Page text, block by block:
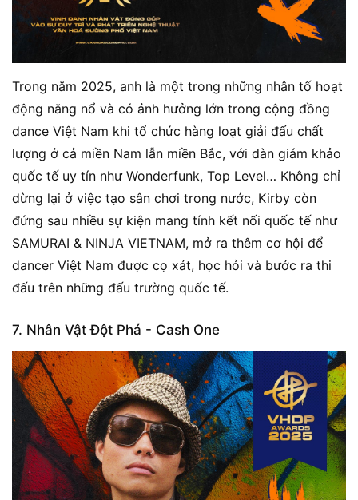
Trong năm 2025, anh là một trong những nhân tố hoạt
động năng nổ và có ảnh hưởng lớn trong cộng đồng
dance Việt Nam khi tổ chức hàng loạt giải đấu chất
lượng ở cả miền Nam lẫn miền Bắc, với dàn giám khảo
quốc tế uy tín như Wonderfunk, Top Level… Không chỉ
dừng lại ở việc tạo sân chơi trong nước, Kirby còn
đứng sau nhiều sự kiện mang tính kết nối quốc tế như
SAMURAI & NINJA VIETNAM, mở ra thêm cơ hội để
dancer Việt Nam được cọ xát, học hỏi và bước ra thi
đấu trên những đấu trường quốc tế.
7. Nhân Vật Đột Phá - Cash One